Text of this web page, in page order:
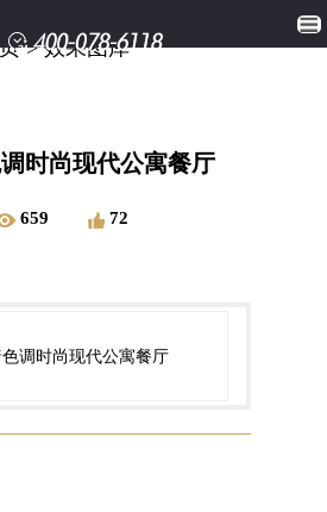
>效果图库
时尚现代公寓餐厅
659 72
调时尚现代公寓餐厅